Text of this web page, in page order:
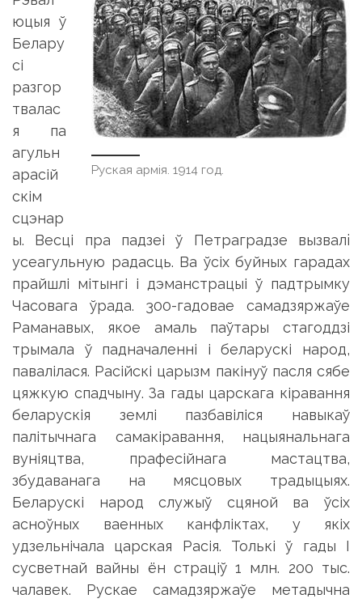
Руская армія. 1914 год.
юцыя ў
Белару
сі
разгор
твалас
я па
агульн
арасій
скім
сцэнар
ы. Весці пра падзеі ў Петраградзе вызвалi
усеагульную радасць. Ва ўсіх буйных гарадах
прайшлі мітынгі і дэманстрацыі ў падтрымку
Часовага ўрада. 300-гадовае самадзяржаўе
Раманавых, якое амаль паўтары стагоддзі
трымала ў падначаленні і беларускі народ,
павалілася. Расійскі царызм пакінуў пасля сябе
цяжкую спадчыну. За гады царскага кіравання
беларускія землі пазбавіліся навыкаў
палітычнага самакіравання, нацыянальнага
вуніяцтва, прафесійнага мастацтва,
збудаванага на мясцовых традыцыях.
Беларускі народ служыў сцяной ва ўсіх
асноўных ваенных канфліктах, у якіх
удзельнічала царская Расія. Толькі ў гады I
сусветнай вайны ён страціў 1 млн. 200 тыс.
чалавек. Рускае самадзяржаўе метадычна